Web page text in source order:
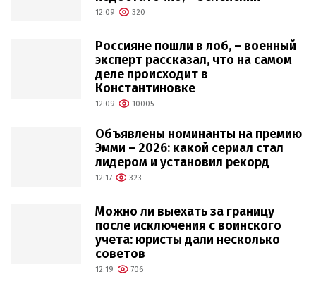
12:09 320
Россияне пошли в лоб, – военный
эксперт рассказал, что на самом
деле происходит в
Константиновке
12:09 10005
Объявлены номинанты на премию
Эмми – 2026: какой сериал стал
лидером и установил рекорд
12:17 323
Можно ли выехать за границу
после исключения с воинского
учета: юристы дали несколько
советов
12:19 706